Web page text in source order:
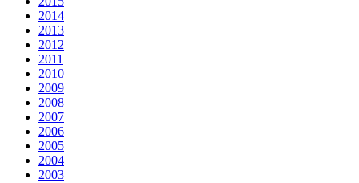
2014
2013
2012
2011
2010
2009
2008
2007
2006
2005
2004
2003